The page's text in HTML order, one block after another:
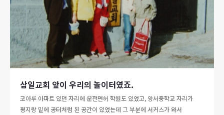
삼일교회 앞이 우리의 놀이터였죠.
코아루 아파트 있던 자리에 운전면허 학원도 있었고, 양서중학교 자리가
평지랑 밑에 공터처럼 된 공간이 있었는데 그 부분에 서커스가 와서